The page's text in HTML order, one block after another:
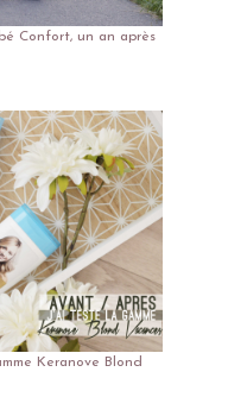
Confort, un an après
Keranove Blond